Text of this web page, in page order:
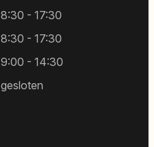
8:30 - 17:30
8:30 - 17:30
9:00 - 14:30
gesloten